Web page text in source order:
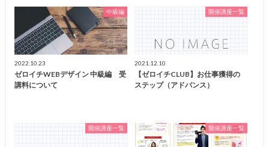
中級編
2022.10.23
ゼロイチWEBデザイン 中級編 受
講料について
開催講座一覧
2021.12.10
【ゼロイチCLUB】お仕事獲得の
ステップ（アドバンス）
開催講座一覧 開催講座一覧